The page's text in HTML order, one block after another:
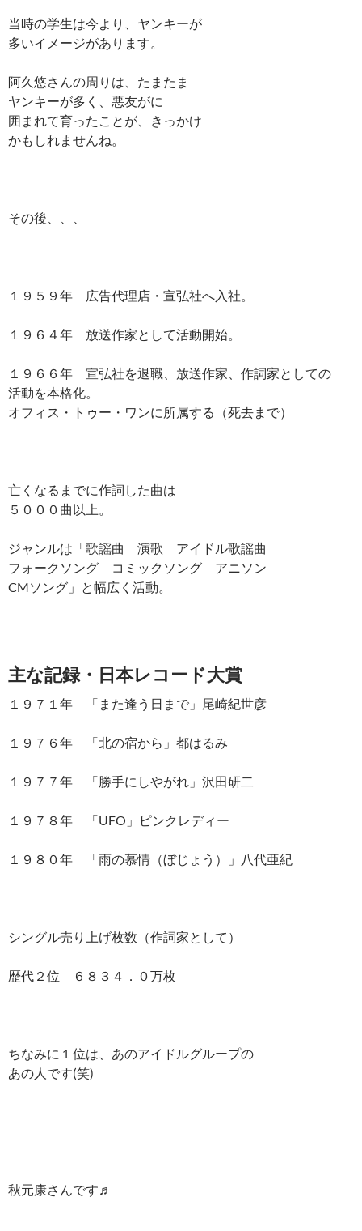
当時の学生は今より、ヤンキーが
多いイメージがあります。
阿久悠さんの周りは、たまたま
ヤンキーが多く、悪友がに
囲まれて育ったことが、きっかけ
かもしれませんね。
その後、、、
１９５９年 広告代理店・宣弘社へ入社。
１９６４年 放送作家として活動開始。
１９６６年 宣弘社を退職、放送作家、作詞家としての
活動を本格化。
オフィス・トゥー・ワンに所属する（死去まで）
亡くなるまでに作詞した曲は
５０００曲以上。
ジャンルは「歌謡曲 演歌 アイドル歌謡曲
フォークソング コミックソング アニソン
CMソング」と幅広く活動。
主な記録・日本レコード大賞
１９７１年 「また逢う日まで」尾崎紀世彦
１９７６年 「北の宿から」都はるみ
１９７７年 「勝手にしやがれ」沢田研二
１９７８年 「UFO」ピンクレディー
１９８０年 「雨の慕情（ぼじょう）」八代亜紀
シングル売り上げ枚数（作詞家として）
歴代２位 ６８３４．０万枚
ちなみに１位は、あのアイドルグループの
あの人です(笑)
秋元康さんです♬